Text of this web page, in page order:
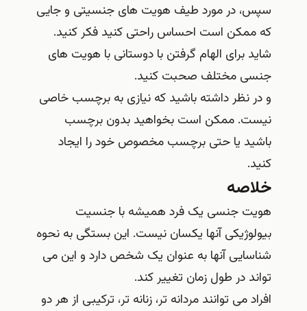
سپس، در مورد طیف هویت های جنسیتی و جایی
که ممکن است احساس راحتی کنید فکر کنید.
شاید برای الهام گرفتن با دوستانی با هویت های
جنسی مختلف صحبت کنید.
و در نظر داشته باشید که نیازی به برچسب خاصی
نیست. ممکن است بخواهید بدون برچسب
باشید یا حتی برچسب مخصوص خود را ایجاد
کنید.
خلاصه
هویت جنسی یک فرد همیشه با جنسیت
بیولوژیکی آنها یکسان نیست. این بستگی به نحوه
شناسایی آنها به عنوان یک شخص دارد و این می
تواند در طول زمان تغییر کند.
افراد می توانند مردانه تر، زنانه تر، ترکیبی از هر دو